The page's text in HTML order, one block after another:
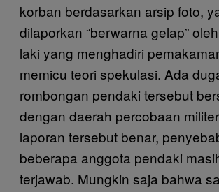
korban berdasarkan arsip foto,
dilaporkan “berwarna gelap”
laki yang menghadiri
memicu teori spekulasi. Ada
rombongan pendaki tersebut
dengan daerah percobaan
laporan tersebut benar,
beberapa anggota pendaki
terjawab. Mungkin saja bahwa